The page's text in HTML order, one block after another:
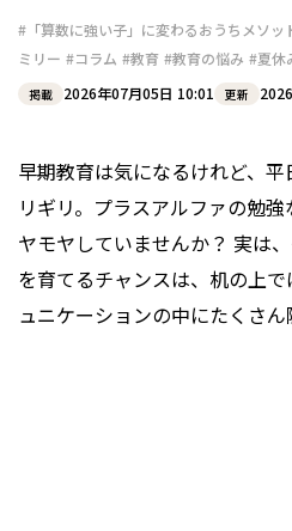
#「算数に強い子」に変わるおうちメソッ
ミリー #コラム #教育 #教育の悩み #夏休
掲載 2026年07月05日 10:01 更新
早期教育は気になるけれど、
リギリ。プラスアルファの勉
ヤモヤしていませんか？ 実は
を育てるチャンスは、机の上
ュニケーションの中にたくさん